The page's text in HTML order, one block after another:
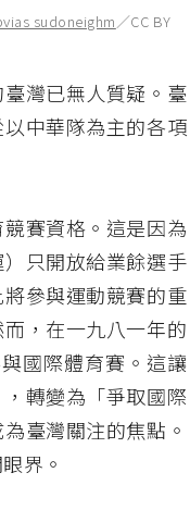
sudoneighm／CC BY
灣已無人質疑。臺
中華隊為主的各項
賽資格。這是因為
只開放給業餘選手
參與運動競賽的重
，在一九八一年的
國際體育賽。這讓
轉變為「爭取國際
臺灣關注的焦點。
界。